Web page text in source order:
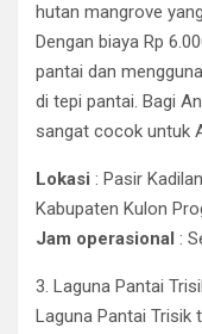
hutan mangrove
Dengan biaya Rp
pantai dan
di tepi pantai. Bagi
sangat cocok untuk
Lokasi : Pasir
Kabupaten Kulon
Jam operasional :
3. Laguna Pantai
Laguna Pantai Trisik